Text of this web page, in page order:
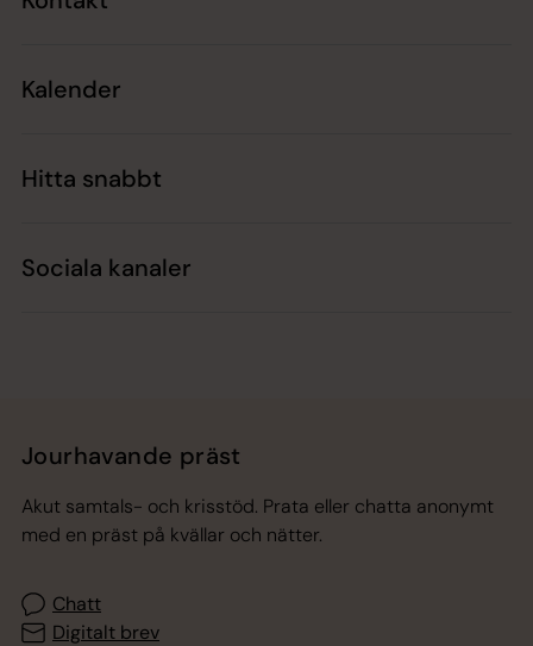
Kalender
Hitta snabbt
Sociala kanaler
Jourhavande präst
Akut samtals- och krisstöd. Prata eller chatta anonymt
med en präst på kvällar och nätter.
Chatt
Digitalt brev